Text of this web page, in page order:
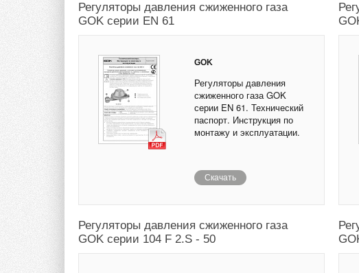
Регуляторы давления сжиженного газа
GOK серии EN 61
GOK
Регуляторы давления
сжиженного газа GOK
серии EN 61. Технический
паспорт. Инструкция по
монтажу и эксплуатации.
Скачать
Регуляторы давления сжиженного газа
GOK серии 104 F 2.S - 50